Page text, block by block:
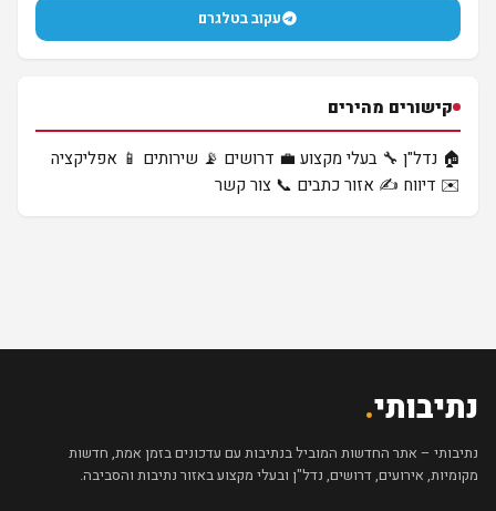
עקוב בטלגרם
קישורים מהירים
🏠 נדל"ן 🔧 בעלי מקצוע 💼 דרושים 📡 שירותים 📱 אפליקציה
✉️ דיווח ✍️ אזור כתבים 📞 צור קשר
נתיבותי.
נתיבותי – אתר החדשות המוביל בנתיבות עם עדכונים בזמן אמת, חדשות
מקומיות, אירועים, דרושים, נדל"ן ובעלי מקצוע באזור נתיבות והסביבה.